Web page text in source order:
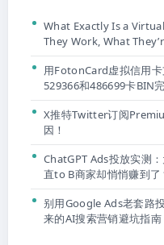
What Exactly Is a
They Work, What
用FotonCard虚拟信用卡
529366和486699卡BIN
X推特Twitter订阅
因！
ChatGPT Ads投放实测
直to B商家却悄悄赚到了
别用Google Ads老套路
来的AI搜索营销避坑指南